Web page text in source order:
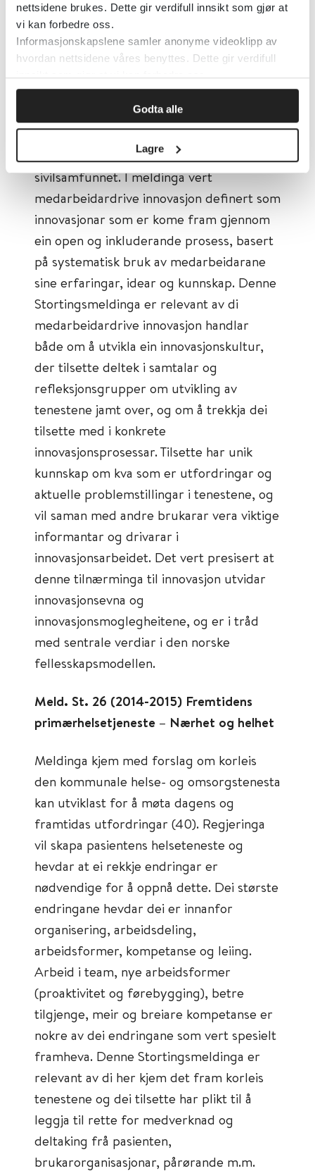
nettsidene brukes. Dette gir verdifull innsikt som gjør at
vi kan forbedre oss.
Informasjonskapslene samler anonyme videoklipp av
hvordan nettsidene våres benyttes. Dette gir verdifull
innsikt som gjør at vi kan forbedre oss.
Godta alle
Lagre
omsorgssektoren står overfor i tiåra frå
2012 (39). I meldinga vert det presisert at
medarbeidarinvolvering er ein føresetnad
innan eigen organisasjon, men òg ved å
bringa saman heilt nye grupper på tvers
av organisatoriske skiljeliner, og på tvers
av skiljet mellom offentleg sektor og
sivilsamfunnet. I meldinga vert
medarbeidardrive innovasjon definert som
innovasjonar som er kome fram gjennom
ein open og inkluderande prosess, basert
på systematisk bruk av medarbeidarane
sine erfaringar, idear og kunnskap. Denne
Stortingsmeldinga er relevant av di
medarbeidardrive innovasjon handlar
både om å utvikla ein innovasjonskultur,
der tilsette deltek i samtalar og
refleksjonsgrupper om utvikling av
tenestene jamt over, og om å trekkja dei
tilsette med i konkrete
innovasjonsprosessar. Tilsette har unik
kunnskap om kva som er utfordringar og
aktuelle problemstillingar i tenestene, og
vil saman med andre brukarar vera viktige
informantar og drivarar i
innovasjonsarbeidet. Det vert presisert at
denne tilnærminga til innovasjon utvidar
innovasjonsevna og
innovasjonsmoglegheitene, og er i tråd
med sentrale verdiar i den norske
fellesskapsmodellen.
Meld. St. 26 (2014-2015) Fremtidens
primærhelsetjeneste – Nærhet og helhet
Meldinga kjem med forslag om korleis
den kommunale helse- og omsorgstenesta
kan utviklast for å møta dagens og
framtidas utfordringar (40). Regjeringa
vil skapa pasientens helseteneste og
hevdar at ei rekkje endringar er
nødvendige for å oppnå dette. Dei største
endringane hevdar dei er innanfor
organisering, arbeidsdeling,
arbeidsformer, kompetanse og leiing.
Arbeid i team, nye arbeidsformer
(proaktivitet og førebygging), betre
tilgjenge, meir og breiare kompetanse er
nokre av dei endringane som vert spesielt
framheva. Denne Stortingsmeldinga er
relevant av di her kjem det fram korleis
tenestene og dei tilsette har plikt til å
leggja til rette for medverknad og
deltaking frå pasienten,
brukarorganisasjonar, pårørande m.m.